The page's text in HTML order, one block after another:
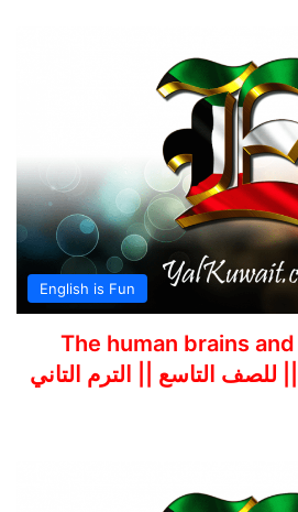
English is Fun
تقرير انجليزي عن|| The human brains and